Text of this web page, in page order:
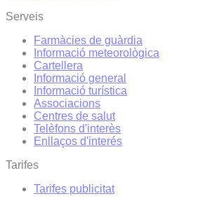
Serveis
Farmàcies de guàrdia
Informació meteorològica
Cartellera
Informació general
Informació turística
Associacions
Centres de salut
Telèfons d'interès
Enllaços d'interés
Tarifes
Tarifes publicitat